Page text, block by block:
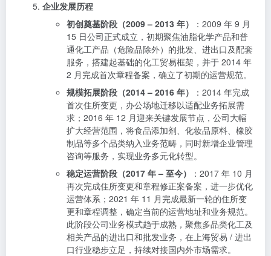
企业发展历程
初创奠基阶段（2009 – 2013 年）
：2009 年 9 月
15 日公司正式成立，初期聚焦油脂化学产品和普
通化工产品（危险品除外）的批发、进出口及配套
服务，搭建起基础的化工贸易框架，并于 2014 年
2 月完成首次章程备案，确立了初期的运营规范。
规模拓展阶段（2014 – 2016 年）
：2014 年完成
首次住所变更，办公场地迁移以适配业务拓展需
求；2016 年 12 月迎来关键发展节点，公司大幅
扩大经营范围，将食品添加剂、化妆品原料、橡胶
制品等多个品类纳入业务范畴，同时新增企业管理
咨询等服务，实现业务多元化转型。
稳定运营阶段（2017 年 – 至今）
：2017 年 10 月
再次完成住所变更和章程修正案备案，进一步优化
运营体系；2021 年 11 月完成最新一轮的住所变
更和章程调整，确定当前的运营地址和业务规范。
此阶段公司业务模式趋于成熟，聚焦多品类化工及
相关产品的进出口和批发业务，在上海贸易 / 进出
口行业稳步立足，持续对接国内外市场需求。